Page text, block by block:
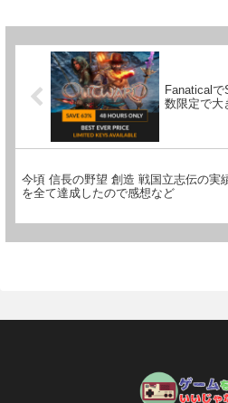
Fanatical
数限定で大
今頃 信長の野望 創造 戦国立志伝の実
を全て達成したので感想など